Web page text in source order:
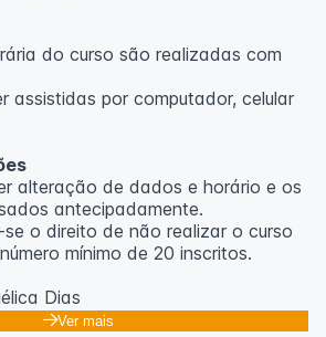
do curso são realizadas com
assistidas por computador, celular
alteração de dados e horário e os
​​antecipadamente.
se o direito de não realizar o curso
mínimo de 20 inscritos.
Dias
Ver mais